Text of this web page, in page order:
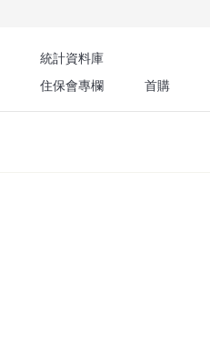
統計資料庫
住保會專欄 首購